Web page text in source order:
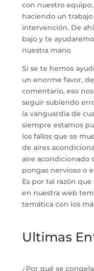
con nuestro
haciendo un
intervención. De
bajo y te
nuestra mano
Si se te hemos
un enorme favor,
comentario, eso
seguir subiendo
la vanguardia de
siempre estamos
los fallos que se
de aires
aire acondicionado
pongas nervioso o
Es por tal razón
en nuestra web
temática con los
Ultimas
¿Por qué se